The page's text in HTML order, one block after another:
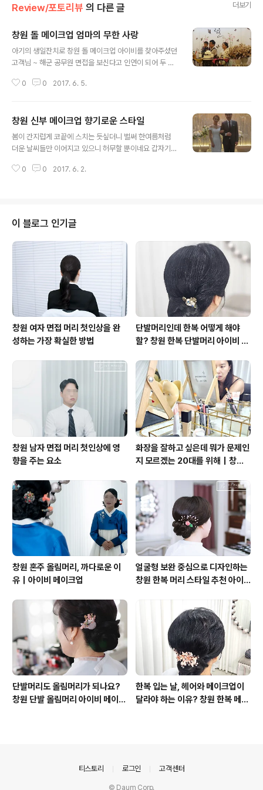
Review/포토리뷰 의 다른 글 더보기
창원 돌 메이크업 엄마의 무한 사랑
아기의 생일잔치로 창원 돌 메이크업 아이비를 찾아주셨던
고객님 ~ 해군 공무원 면접을 보신다고 인연이 되어 두 번
에 안 들어서 이번 돌잔치 때 신경 많이 쓰셨다고요 ~ 당일
0 0 2017. 6. 5.
창원 신부 메이크업 향기로운 스타일
봄이 간지럽게 코끝에 스치는 듯싶더니 벌써 한여름처럼
더운 날씨들만 이어지고 있으니 허무할 뿐이네요 갑자기
던 신부님 ~ 너무 감사하게도 당일 피로연 하기 전 찍었던
0 0 2017. 6. 2.
이 블로그 인기글
창원 여자 면접 머리 첫인상을 완
성하는 가장 확실한 방법
단발머리인데 한복 어떻게 해야
할? 창원 한복 단발머리 아이비 메
창원 남자 면접 머리 첫인상에 영
향을 주는 요소
화장을 잘하고 싶은데 뭐가 문제인
지 모르겠는 20대를 위해｜창원
이크업
창원 혼주 올림머리, 까다로운 이
유｜아이비 메이크업
얼굴형 보완 중심으로 디자인하는
창원 한복 머리 스타일 추천 아이
단발머리도 올림머리가 되나요?
창원 단발 올림머리 아이비 메이크
한복 입는 날, 헤어와 메이크업이
달라야 하는 이유? 창원 한복 메이
티스토리 로그인 고객센터
© Daum Corp.